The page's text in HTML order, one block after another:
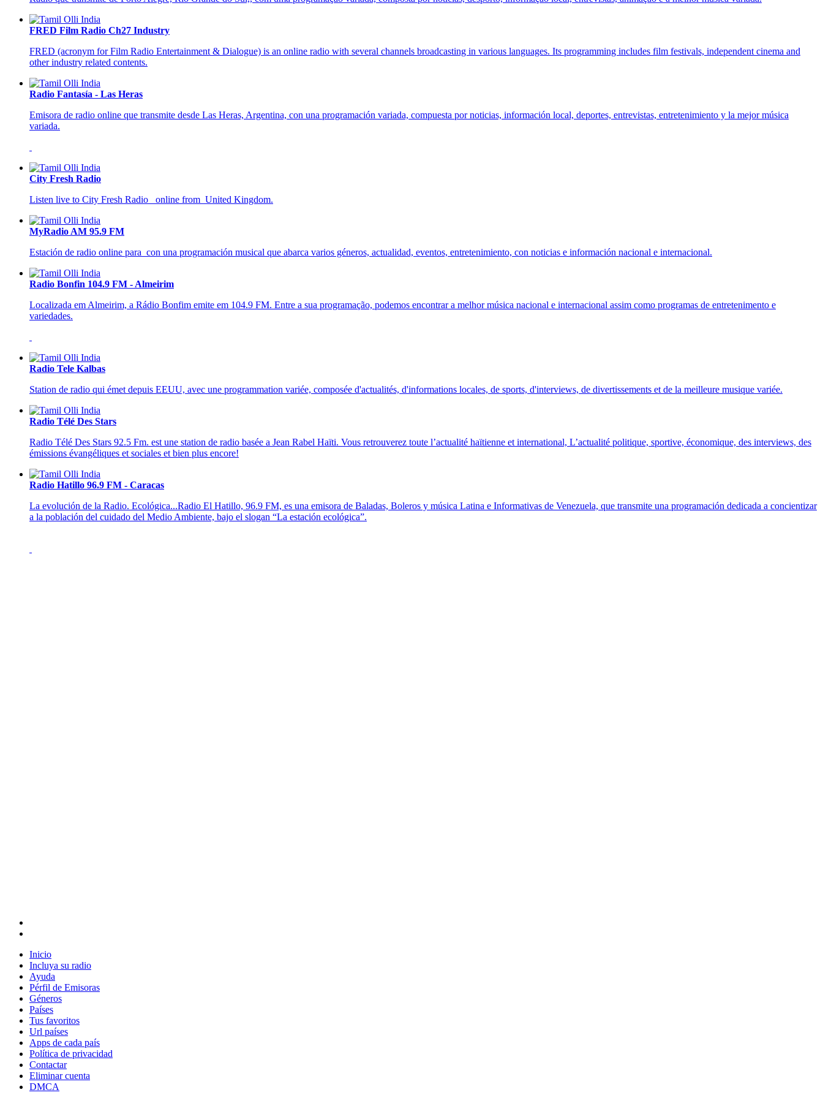
FRED Film Radio Ch27 Industry
FRED (acronym for Film Radio Entertainment & Dialogue) is an online radio with several channels broadcasting in various languages. Its programming includes film festivals, independent cinema and
other industry related contents.
Radio Fantasía - Las Heras
Emisora de radio online que transmite desde Las Heras, Argentina, con una programación variada, compuesta por noticias, información local, deportes, entrevistas, entretenimiento y la mejor música
variada.
City Fresh Radio
Listen live to City Fresh Radio online from United Kingdom.
MyRadio AM 95.9 FM
Estación de radio online para con una programación musical que abarca varios géneros, actualidad, eventos, entretenimiento, con noticias e información nacional e internacional.
Radio Bonfin 104.9 FM - Almeirim
Localizada em Almeirim, a Rádio Bonfim emite em 104.9 FM. Entre a sua programação, podemos encontrar a melhor música nacional e internacional assim como programas de entretenimento e
variedades.
Radio Tele Kalbas
Station de radio qui émet depuis EEUU, avec une programmation variée, composée d'actualités, d'informations locales, de sports, d'interviews, de divertissements et de la meilleure musique variée.
Radio Télé Des Stars
Radio Télé Des Stars 92.5 Fm. est une station de radio basée a Jean Rabel Haïti. Vous retrouverez toute l’actualité haïtienne et international, L’actualité politique, sportive, économique, des interviews, des
émissions évangéliques et sociales et bien plus encore!
Radio Hatillo 96.9 FM - Caracas
La evolución de la Radio. Ecológica...Radio El Hatillo, 96.9 FM, es una emisora de Baladas, Boleros y música Latina e Informativas de Venezuela, que transmite una programación dedicada a concientizar
a la población del cuidado del Medio Ambiente, bajo el slogan “La estación ecológica”.
Inicio
Incluya su radio
Ayuda
Pérfil de Emisoras
Géneros
Países
Tus favoritos
Url países
Apps de cada país
Política de privacidad
Contactar
Eliminar cuenta
DMCA